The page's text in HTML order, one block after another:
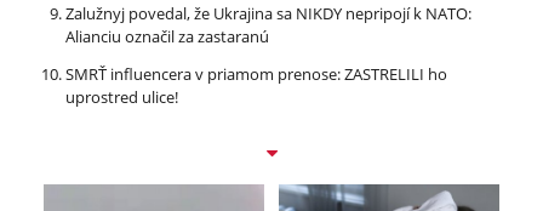
Zalužnyj povedal, že Ukrajina sa NIKDY nepripojí k NATO:
Alianciu označil za zastaranú
SMRŤ influencera v priamom prenose: ZASTRELILI ho
uprostred ulice!